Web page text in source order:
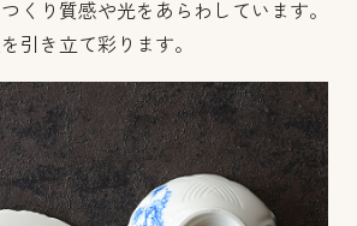
くり質感や光をあらわしています。
引き立て彩ります。